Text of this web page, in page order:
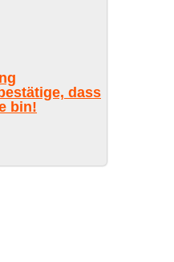
11 Years Old
dass
bin!